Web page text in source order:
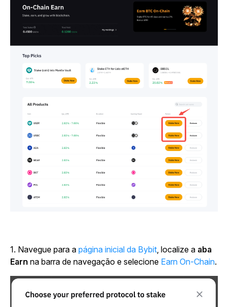
1. Navegue para a página inicial da Bybit , localize a aba
Earn na barra de navegação e selecione Earn On-Chain.